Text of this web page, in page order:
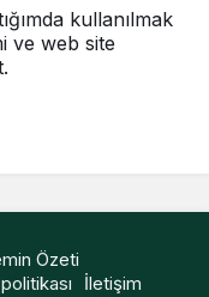
kullanılmak
ve web site
Özeti
İletişim